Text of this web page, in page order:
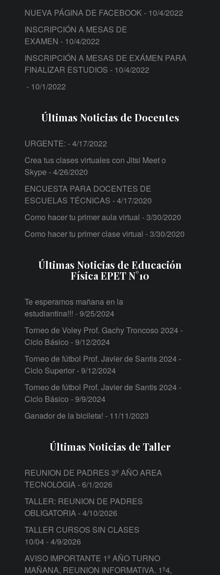
NUEVA PÁGINA DE FACEBOOK - 10/4/2022
INSCRIPCIÓN A MESAS DE
EXAMEN - 10/4/2022
INSCRIPCIÓN A MESAS DE EXÁMEN PARA
FINALIZAR ESTUDIOS - 10/4/2022
- 10/1/2022
Últimas Noticias de Docentes
URGENTE: - 4/17/2022
Crea tus clases virtuales con Jitsi Meet o
Skype - 4/26/2020
ENCUESTA PARA DOCENTES DE
ESCUELAS TÉCNICAS - 4/17/2020
Como hacer tu primer aula virtual - 3/30/2020
Como hacer tu primer clase virtual - 3/30/2020
Últimas Noticias de Educación
Física EPET N°10
Te esperamos mañana en la
estudiantina!!! - 9/25/2024
Torneo de Voley Prof. Gachy Troncoso 2024 -
Ciclo Básico - 9/12/2024
Torneo de fútbol Prof. Javier de Santis 2024 -
Ciclo Superior- 9/12/2024
Torneo de fútbol Prof. Javier de Santis 2024 -
Ciclo Básico - 9/9/2024
Ganador de la bicileta! - 11/11/2023
Últimas Noticias de Taller
REUNION DE PADRES 3º AÑO AREA
TECNOLOGIA- 6/1/2026
TALLER: REUNION DE PADRES
OBLIGATORIA- 4/10/2026
TALLER CURSOS SIN CLASES
10/04- 4/9/2026
AVISO IMPORTANTE 1º AÑO TURNO
MAÑANA, REUNION INFORMATIVA. 1º4,